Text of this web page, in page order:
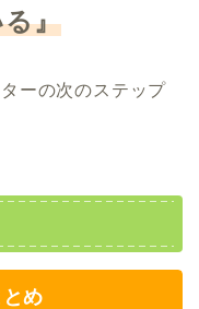
』
ーの次のステップ
め